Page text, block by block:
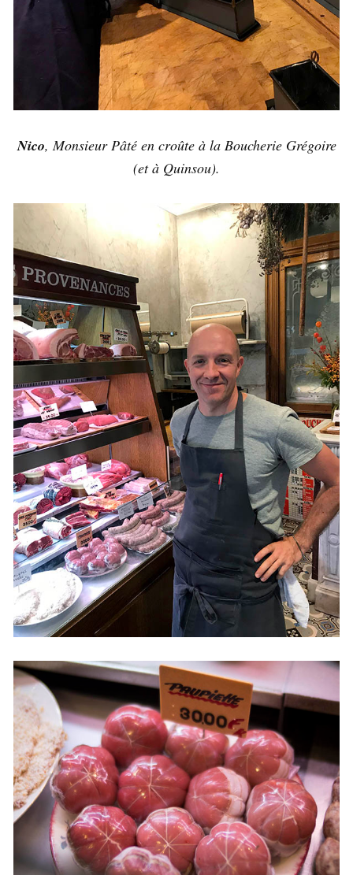
Nico, Monsieur Pâté en croûte à la Boucherie Grégoire
(et à Quinsou).